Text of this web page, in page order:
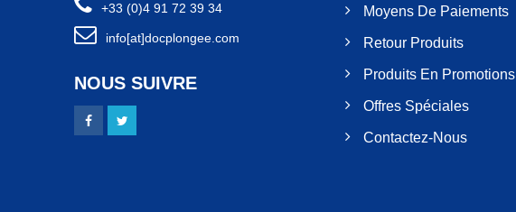
+33 (0)4 91 72 39 34
info[at]docplongee.com
NOUS SUIVRE
Moyens De Paiements
Retour Produits
Produits En Promotions
Offres Spéciales
Contactez-Nous